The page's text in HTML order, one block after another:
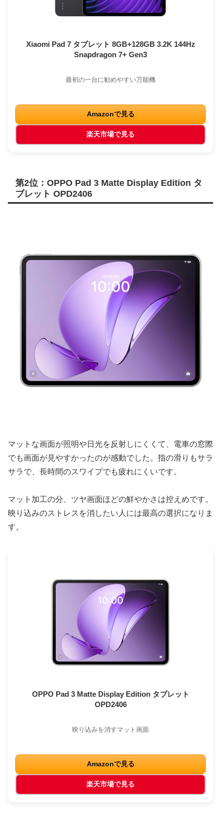
Xiaomi Pad 7 タブレット 8GB+128GB 3.2K 144Hz
Snapdragon 7+ Gen3
最初の一台に勧めやすい万能機
Amazonで見る
楽天市場で見る
第2位：OPPO Pad 3 Matte Display Edition タ
ブレット OPD2406
マットな画面が照明や日光を反射しにくくて、電車の窓際
でも画面が見やすかったのが感動でした。指の滑りもサラ
サラで、長時間のスワイプでも疲れにくいです。
マット加工の分、ツヤ画面ほどの鮮やかさは控えめです。
映り込みのストレスを消したい人には最高の選択になりま
す。
OPPO Pad 3 Matte Display Edition タブレット
OPD2406
映り込みを消すマット画面
Amazonで見る
楽天市場で見る